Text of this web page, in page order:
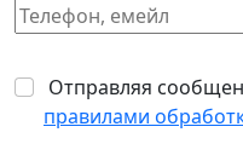
Отправляя
правилами